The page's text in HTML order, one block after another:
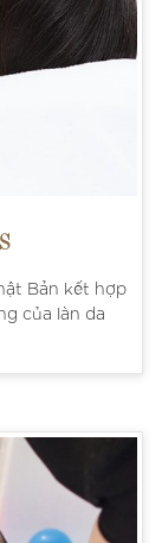
Bản kết hợp
của làn da